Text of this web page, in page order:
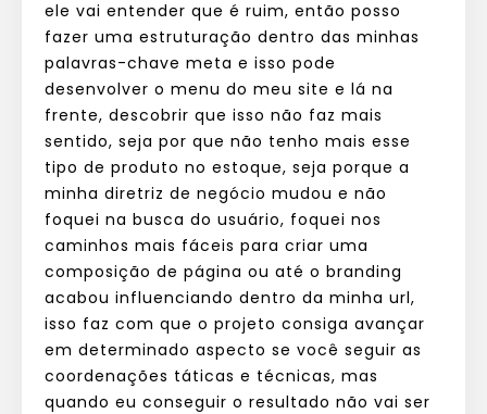
ele vai entender que é ruim, então posso
fazer uma estruturação dentro das minhas
palavras-chave meta e isso pode
desenvolver o menu do meu site e lá na
frente, descobrir que isso não faz mais
sentido, seja por que não tenho mais esse
tipo de produto no estoque, seja porque a
minha diretriz de negócio mudou e não
foquei na busca do usuário, foquei nos
caminhos mais fáceis para criar uma
composição de página ou até o branding
acabou influenciando dentro da minha url,
isso faz com que o projeto consiga avançar
em determinado aspecto se você seguir as
coordenações táticas e técnicas, mas
quando eu conseguir o resultado não vai ser